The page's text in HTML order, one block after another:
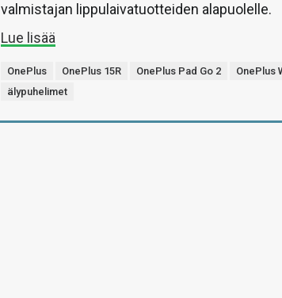
valmistajan lippulaivatuotteiden alapuolelle.
Lue lisää
OnePlus OnePlus 15R OnePlus Pad Go 2 OnePlus
älypuhelimet